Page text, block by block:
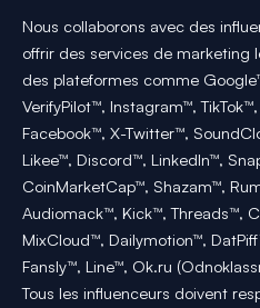
Nous collaborons avec des
offrir des services de marketing
des plateformes comme
VerifyPilot™, Instagram™,
Facebook™, X-Twitter™,
Likee™, Discord™, LinkedIn™,
CoinMarketCap™, Shazam™,
Audiomack™, Kick™, Threads™,
MixCloud™, Dailymotion™,
Fansly™, Line™, Ok.ru
Tous les influenceurs doivent